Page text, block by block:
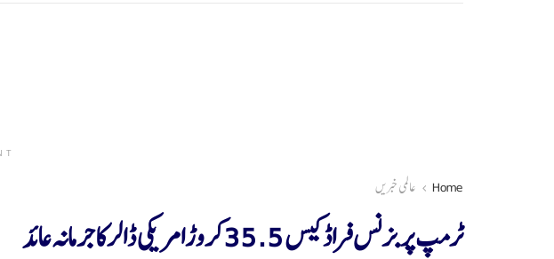
Home عالمی خبریں
ٹرمپ پر بزنس فراڈ کیس 35.5کروڑامریکی ڈالرکا جرمانہ عائد